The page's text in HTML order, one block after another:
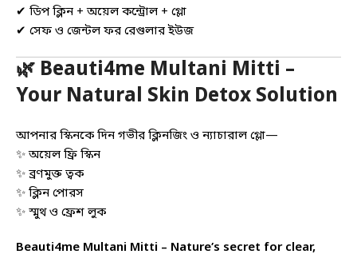
✔ ডিপ ক্লিন + অয়েল কন্ট্রোল + গ্লো
✔ সেফ ও জেন্টল ফর রেগুলার ইউজ
🌿 Beauti4me Multani Mitti –
Your Natural Skin Detox Solution
আপনার স্কিনকে দিন গভীর ক্লিনজিং ও ন্যাচারাল গ্লো—
✨ অয়েল ফ্রি স্কিন
✨ ব্রণমুক্ত ত্বক
✨ ক্লিন পোরস
✨ স্মুথ ও ফ্রেশ লুক
Beauti4me Multani Mitti – Nature’s secret for clear,